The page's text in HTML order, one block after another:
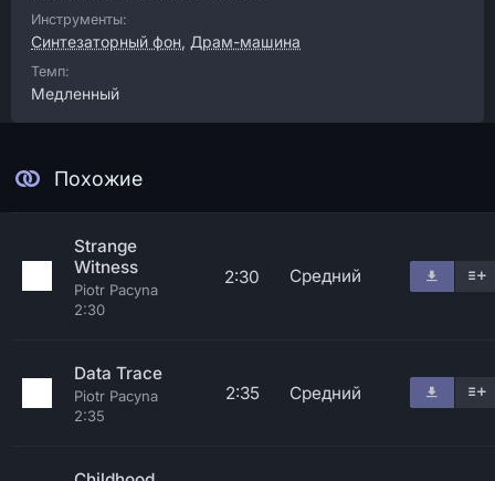
Инструменты:
Синтезаторный фон, Драм-машина
Темп:
Медленный
Похожие
Strange
Witness
Piotr Pacyna
2:30
2:30 Средний
Data Trace
Piotr Pacyna
2:35
2:35 Средний